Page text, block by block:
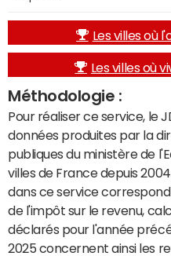
Les villes où
Les villes où
Méthodologie :
Pour réaliser ce service, le
données produites par la
publiques du ministère de
villes de France depuis
dans ce service
de l'impôt sur le revenu,
déclarés pour l'année
2025 concernent ainsi les